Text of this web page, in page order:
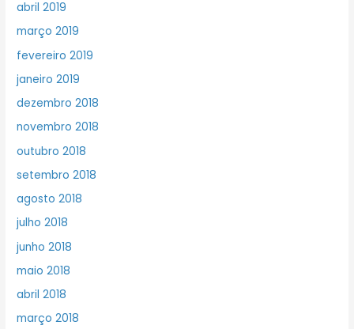
abril 2019
março 2019
fevereiro 2019
janeiro 2019
dezembro 2018
novembro 2018
outubro 2018
setembro 2018
agosto 2018
julho 2018
junho 2018
maio 2018
abril 2018
março 2018